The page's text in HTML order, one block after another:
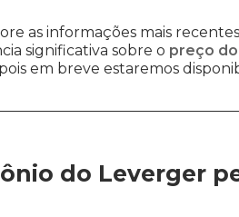
as informações mais
significativa sobre o preço
em breve estaremos
do Leverger